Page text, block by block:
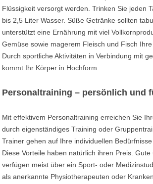
Flüssigkeit versorgt werden. Trinken Sie jeden
bis 2,5 Liter Wasser. Süße Getränke sollten
unterstützt eine Ernährung mit viel
Gemüse sowie magerem Fleisch und Fisch
Durch sportliche Aktivitäten in Verbindung mit
kommt Ihr Körper in Hochform.
Personaltraining – persönlich und
Mit effektivem Personaltraining erreichen Sie
durch eigenständiges Training oder
Trainer gehen auf Ihre individuellen Bedürfnisse
Diese Vorteile haben natürlich ihren Preis.
verfügen meist über ein Sport- oder
als anerkannte Physiotherapeuten oder